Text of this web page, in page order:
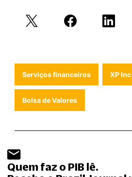
Serviços financeiros XP Inc
Bolsa de Valores
Quem faz o PIB lê.